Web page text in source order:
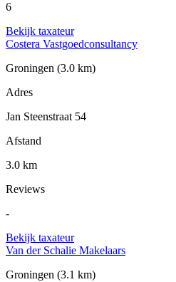
6
Bekijk taxateur
Costera Vastgoedconsultancy
Groningen (3.0 km)
Adres
Jan Steenstraat 54
Afstand
3.0 km
Reviews
-
Bekijk taxateur
Van der Schalie Makelaars
Groningen (3.1 km)